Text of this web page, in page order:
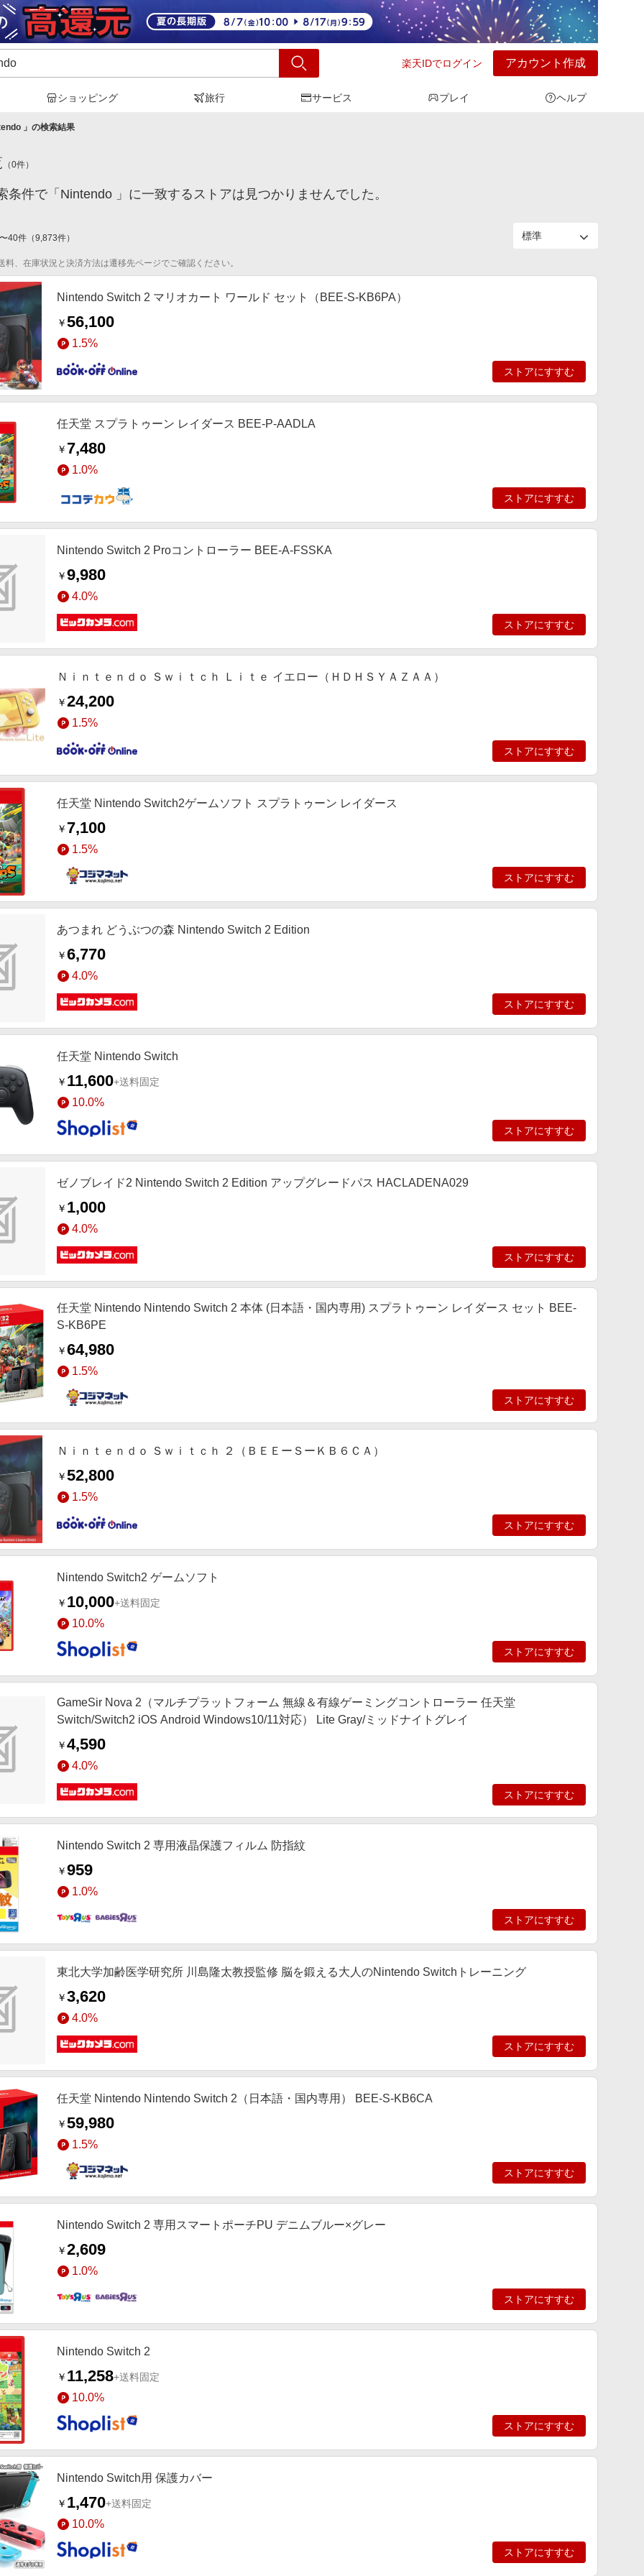
楽天IDでログイン アカウント作成
ショッピング 旅行 サービス プレイ ヘルプ
」の検索結果
（0件）
条件で「Nintendo 」に一致するストアは見つかりませんでした。
〜40件 （9,873件）
料、在庫状況と決済方法は遷移先ページでご確認ください。
Nintendo Switch 2 マリオカート ワールド セット（BEE-S-KB6PA）
￥56,100
1.5%
ストアにすすむ
任天堂 スプラトゥーン レイダース BEE-P-AADLA
￥ 7,480
1.0%
ストアにすすむ
Nintendo Switch 2 Proコントローラー BEE-A-FSSKA
￥9,980
4.0%
ストアにすすむ
Ｎｉｎｔｅｎｄｏ Ｓｗｉｔｃｈ Ｌｉｔｅ イエロー（ＨＤＨＳＹＡＺＡＡ）
￥24,200
1.5%
ストアにすすむ
任天堂 Nintendo Switch2ゲームソフト スプラトゥーン レイダース
￥ 7,100
1.5%
ストアにすすむ
あつまれ どうぶつの森 Nintendo Switch 2 Edition
￥6,770
4.0%
ストアにすすむ
任天堂 Nintendo Switch
￥ 11,600+送料固定
10.0%
ストアにすすむ
ゼノブレイド2 Nintendo Switch 2 Edition アップグレードパス HACLADENA029
￥ 1,000
4.0%
ストアにすすむ
任天堂 Nintendo Nintendo Switch 2 本体 (日本語・国内専用) スプラトゥーン レイダース セット BEE-
S-KB6PE
￥64,980
1.5%
ストアにすすむ
Ｎｉｎｔｅｎｄｏ Ｓｗｉｔｃｈ ２（ＢＥＥーＳーＫＢ６ＣＡ）
￥52,800
1.5%
ストアにすすむ
Nintendo Switch2 ゲームソフト
￥ 10,000+送料固定
10.0%
ストアにすすむ
GameSir Nova 2（マルチプラットフォーム 無線＆有線ゲーミングコントローラー 任天堂
Switch/Switch2 iOS Android Windows10/11対応） Lite Gray/ミッドナイトグレイ
￥4,590
4.0%
ストアにすすむ
Nintendo Switch 2 専用液晶保護フィルム 防指紋
￥959
1.0%
ストアにすすむ
東北大学加齢医学研究所 川島隆太教授監修 脳を鍛える大人のNintendo Switchトレーニング
￥3,620
4.0%
ストアにすすむ
任天堂 Nintendo Nintendo Switch 2（日本語・国内専用） BEE-S-KB6CA
￥59,980
1.5%
ストアにすすむ
Nintendo Switch 2 専用スマートポーチPU デニムブルー×グレー
￥2,609
1.0%
ストアにすすむ
Nintendo Switch 2
￥ 11,258+送料固定
10.0%
ストアにすすむ
Nintendo Switch用 保護カバー
￥ 1,470+送料固定
10.0%
ストアにすすむ